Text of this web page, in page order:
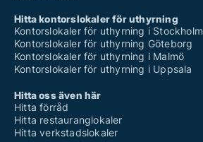
Hitta kontorslokaler för uthyrning
Kontorslokaler för uthyrning i Stockholm
Kontorslokaler för uthyrning Göteborg
Kontorslokaler för uthyrning i Malmö
Kontorslokaler för uthyrning i Uppsala
Hitta oss även här
Hitta förråd
Hitta restauranglokaler
Hitta verkstadslokaler